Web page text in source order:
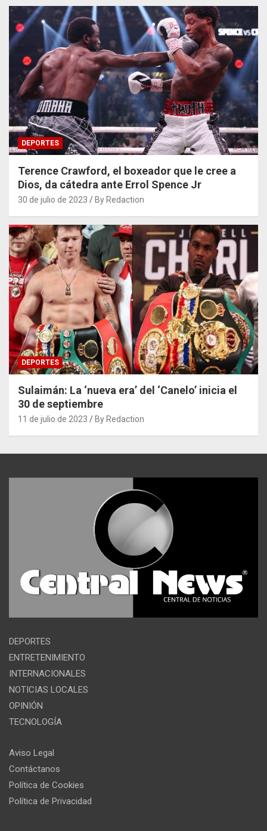
DEPORTES
Terence Crawford, el boxeador que le cree a
Dios, da cátedra ante Errol Spence Jr
30 de julio de 2023 By Redaction
DEPORTES
Sulaimán: La ‘nueva era’ del ‘Canelo’ inicia el
30 de septiembre
11 de julio de 2023 By Redaction
DEPORTES
ENTRETENIMIENTO
INTERNACIONALES
NOTICIAS LOCALES
OPINIÓN
TECNOLOGÍA
Aviso Legal
Contáctanos
Política de Cookies
Política de Privacidad